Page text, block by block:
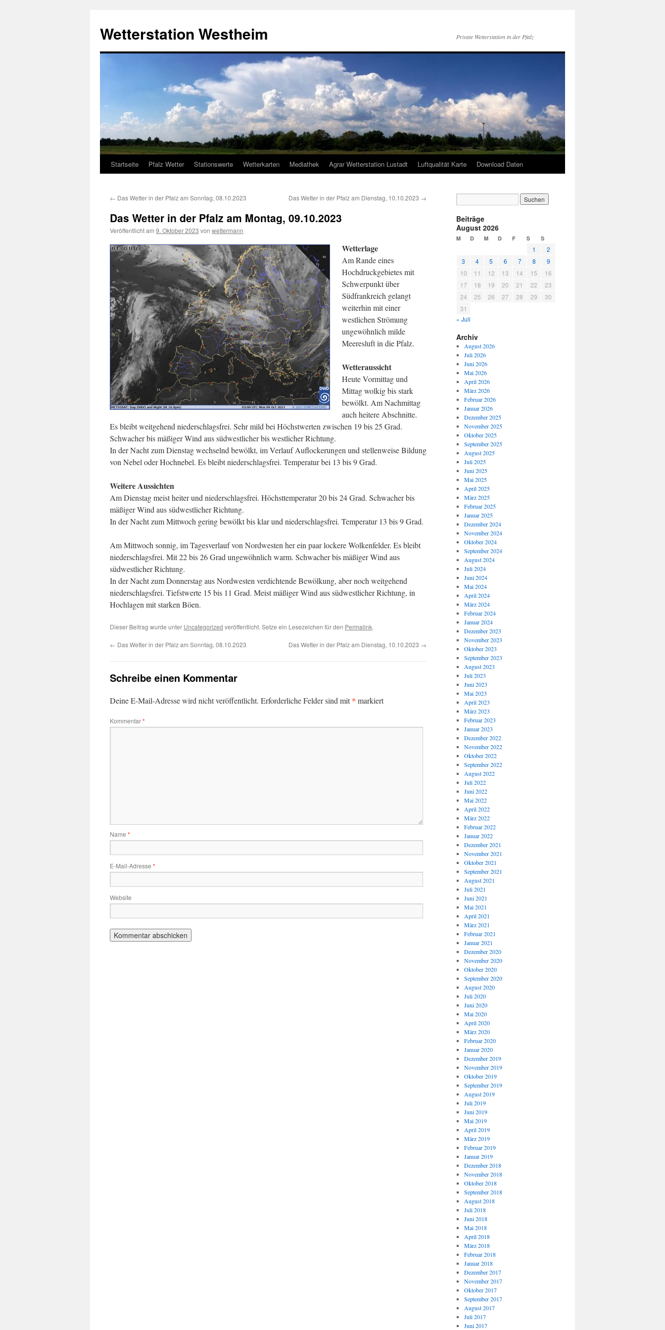
springen
Wetterstation Westheim Private Wetterstation in der Pfalz
Startseite Pfalz Wetter Stationswerte Wetterkarten Mediathek Agrar Wetterstation Lustadt Luftqualität Karte Download Daten
← Das Wetter in der Pfalz am Sonntag, 08.10.2023 Das Wetter in der Pfalz am Dienstag, 10.10.2023 →
Das Wetter in der Pfalz am Montag, 09.10.2023
Veröffentlicht am 9. Oktober 2023 von wettermann
Wetterlage
Am Rande eines
Hochdruckgebietes mit
Schwerpunkt über
Südfrankreich gelangt
weiterhin mit einer
westlichen Strömung
ungewöhnlich milde
Meeresluft in die Pfalz.
Wetteraussicht
Heute Vormittag und
Mittag wolkig bis stark
bewölkt. Am Nachmittag
auch heitere Abschnitte.
Es bleibt weitgehend niederschlagsfrei. Sehr mild bei Höchstwerten zwischen 19 bis 25 Grad.
Schwacher bis mäßiger Wind aus südwestlicher bis westlicher Richtung.
In der Nacht zum Dienstag wechselnd bewölkt, im Verlauf Auflockerungen und stellenweise Bildung
von Nebel oder Hochnebel. Es bleibt niederschlagsfrei. Temperatur bei 13 bis 9 Grad.
Weitere Aussichten
Am Dienstag meist heiter und niederschlagsfrei. Höchsttemperatur 20 bis 24 Grad. Schwacher bis
mäßiger Wind aus südwestlicher Richtung.
In der Nacht zum Mittwoch gering bewölkt bis klar und niederschlagsfrei. Temperatur 13 bis 9 Grad.
Am Mittwoch sonnig, im Tagesverlauf von Nordwesten her ein paar lockere Wolkenfelder. Es bleibt
niederschlagsfrei. Mit 22 bis 26 Grad ungewöhnlich warm. Schwacher bis mäßiger Wind aus
südwestlicher Richtung.
In der Nacht zum Donnerstag aus Nordwesten verdichtende Bewölkung, aber noch weitgehend
niederschlagsfrei. Tiefstwerte 15 bis 11 Grad. Meist mäßiger Wind aus südwestlicher Richtung, in
Hochlagen mit starken Böen.
Dieser Beitrag wurde unter Uncategorized veröffentlicht. Setze ein Lesezeichen für den Permalink.
← Das Wetter in der Pfalz am Sonntag, 08.10.2023 Das Wetter in der Pfalz am Dienstag, 10.10.2023 →
Schreibe einen Kommentar
Deine E-Mail-Adresse wird nicht veröffentlicht. Erforderliche Felder sind mit* markiert
Kommentar*
Name *
E-Mail-Adresse *
Website
Beiträge
August 2026
M D M D F S S
1
2
3
4 5 6 7 8
9
10
11 12 13 14 15
16
17
18 19 20 21 22
23
24
25 26 27 28 29
30
31
« Juli
Archiv
August 2026
Juli 2026
Juni 2026
Mai 2026
April 2026
März 2026
Februar 2026
Januar 2026
Dezember 2025
November 2025
Oktober 2025
September 2025
August 2025
Juli 2025
Juni 2025
Mai 2025
April 2025
März 2025
Februar 2025
Januar 2025
Dezember 2024
November 2024
Oktober 2024
September 2024
August 2024
Juli 2024
Juni 2024
Mai 2024
April 2024
März 2024
Februar 2024
Januar 2024
Dezember 2023
November 2023
Oktober 2023
September 2023
August 2023
Juli 2023
Juni 2023
Mai 2023
April 2023
März 2023
Februar 2023
Januar 2023
Dezember 2022
November 2022
Oktober 2022
September 2022
August 2022
Juli 2022
Juni 2022
Mai 2022
April 2022
März 2022
Februar 2022
Januar 2022
Dezember 2021
November 2021
Oktober 2021
September 2021
August 2021
Juli 2021
Juni 2021
Mai 2021
April 2021
März 2021
Februar 2021
Januar 2021
Dezember 2020
November 2020
Oktober 2020
September 2020
August 2020
Juli 2020
Juni 2020
Mai 2020
April 2020
März 2020
Februar 2020
Januar 2020
Dezember 2019
November 2019
Oktober 2019
September 2019
August 2019
Juli 2019
Juni 2019
Mai 2019
April 2019
März 2019
Februar 2019
Januar 2019
Dezember 2018
November 2018
Oktober 2018
September 2018
August 2018
Juli 2018
Juni 2018
Mai 2018
April 2018
März 2018
Februar 2018
Januar 2018
Dezember 2017
November 2017
Oktober 2017
September 2017
August 2017
Juli 2017
Juni 2017